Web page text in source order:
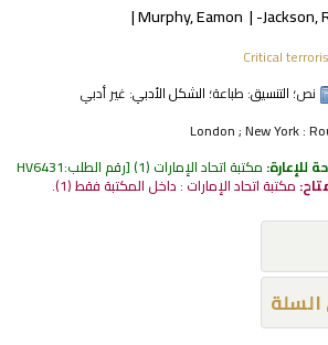
Jackson,
Murphy, Eamon
Critical
نص؛ التنسيق: طباعة؛ الشكل الأدبي: غير أدبي
London ; New York :
للإعارة: مكتبة اتحاد الإمارات (1) رقم الطلب:HV6431
مكتبة اتحاد الإمارات : داخل المكتبة فقط(1).